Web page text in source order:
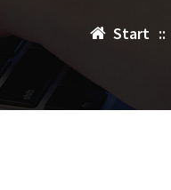
Start ::